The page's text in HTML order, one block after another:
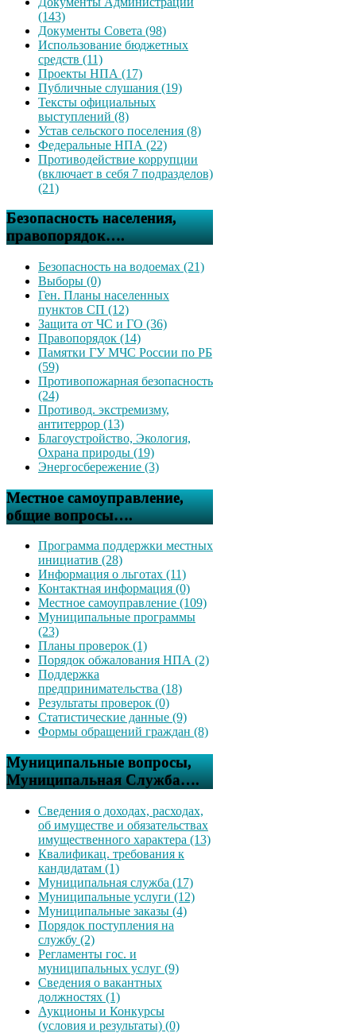
(143)
Документы Совета (98)
Использование бюджетных
средств (11)
Проекты НПА (17)
Публичные слушания (19)
Тексты официальных
выступлений (8)
Устав сельского поселения (8)
Федеральные НПА (22)
Противодействие коррупции
(включает в себя 7 подразделов)
(21)
Безопасность населения,
правопорядок….
Безопасность на водоемах (21)
Выборы (0)
Ген. Планы населенных
пунктов СП (12)
Защита от ЧС и ГО (36)
Правопорядок (14)
Памятки ГУ МЧС России по РБ
(59)
Противопожарная безопасность
(24)
Противод. экстремизму,
антитеррор (13)
Благоустройство, Экология,
Охрана природы (19)
Энергосбережение (3)
Местное самоуправление,
общие вопросы….
Программа поддержки местных
инициатив (28)
Информация о льготах (11)
Контактная информация (0)
Местное самоуправление (109)
Муниципальные программы
(23)
Планы проверок (1)
Порядок обжалования НПА (2)
Поддержка
предпринимательства (18)
Результаты проверок (0)
Статистические данные (9)
Формы обращений граждан (8)
Муниципальные вопросы,
Муниципальная Служба….
Сведения о доходах, расходах,
об имуществе и обязательствах
имущественного характера (13)
Квалификац. требования к
кандидатам (1)
Муниципальная служба (17)
Муниципальные услуги (12)
Муниципальные заказы (4)
Порядок поступления на
службу (2)
Регламенты гос. и
муниципальных услуг (9)
Сведения о вакантных
должностях (1)
Аукционы и Конкурсы
(условия и результаты) (0)